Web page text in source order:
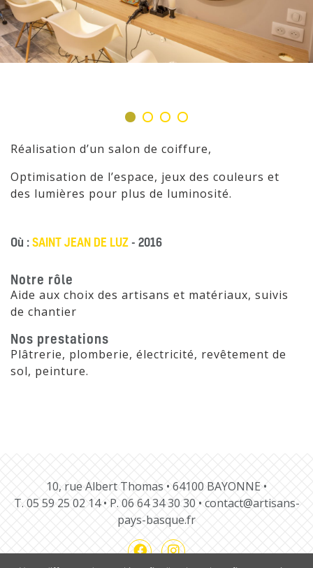
Réalisation d’un salon de coiffure,
Optimisation de l’espace, jeux des couleurs et
des lumières pour plus de luminosité.
Où :SAINT JEAN DE LUZ- 2016
Notre rôle
Aide aux choix des artisans et matériaux, suivis
de chantier
Nos prestations
Plâtrerie, plomberie, électricité, revêtement de
sol, peinture.
10, rue Albert Thomas • 64100 BAYONNE •
T. 05 59 25 02 14• P. 06 64 34 30 30 • contact@artisans-
pays-basque.fr